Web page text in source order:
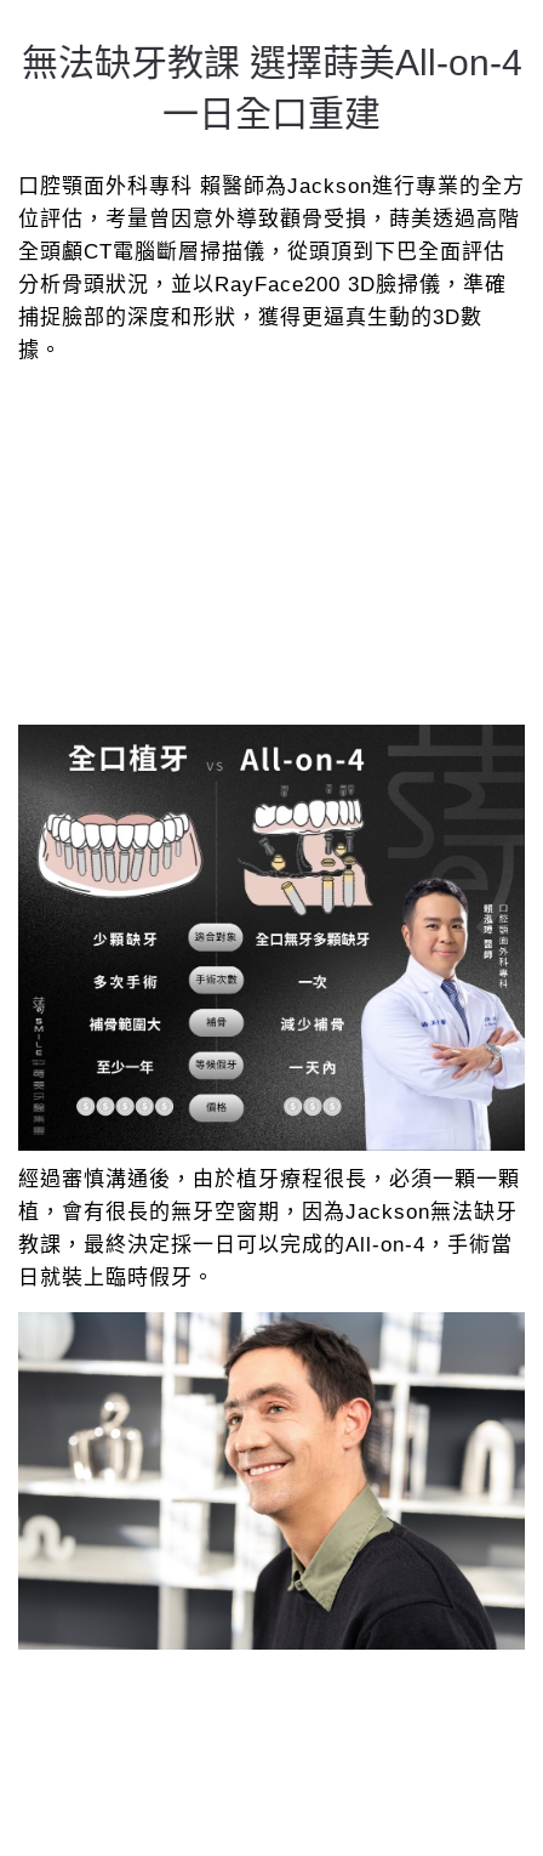
無法缺牙教課 選擇蒔美All-on-4
一日全口重建
口腔顎面外科專科 賴醫師為Jackson進行專業的全方
位評估，考量曾因意外導致顴骨受損，蒔美透過高階
全頭顱CT電腦斷層掃描儀，從頭頂到下巴全面評估
分析骨頭狀況，並以RayFace200 3D臉掃儀，準確
捕捉臉部的深度和形狀，獲得更逼真生動的3D數
據。
經過審慎溝通後，由於植牙療程很長，必須一顆一顆
植，會有很長的無牙空窗期，因為Jackson無法缺牙
教課，最終決定採一日可以完成的All-on-4，手術當
日就裝上臨時假牙。